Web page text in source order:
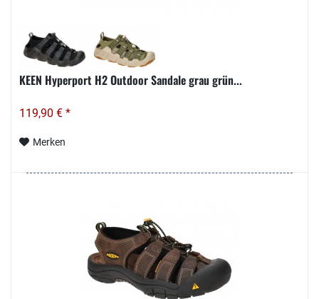
KEEN Hyperport H2 Outdoor Sandale grau grün...
119,90 € *
Merken